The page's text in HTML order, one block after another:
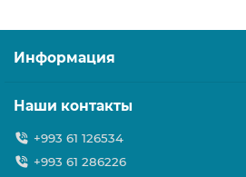
Информация
Наши контакты
+993 61 126534
+993 61 286226